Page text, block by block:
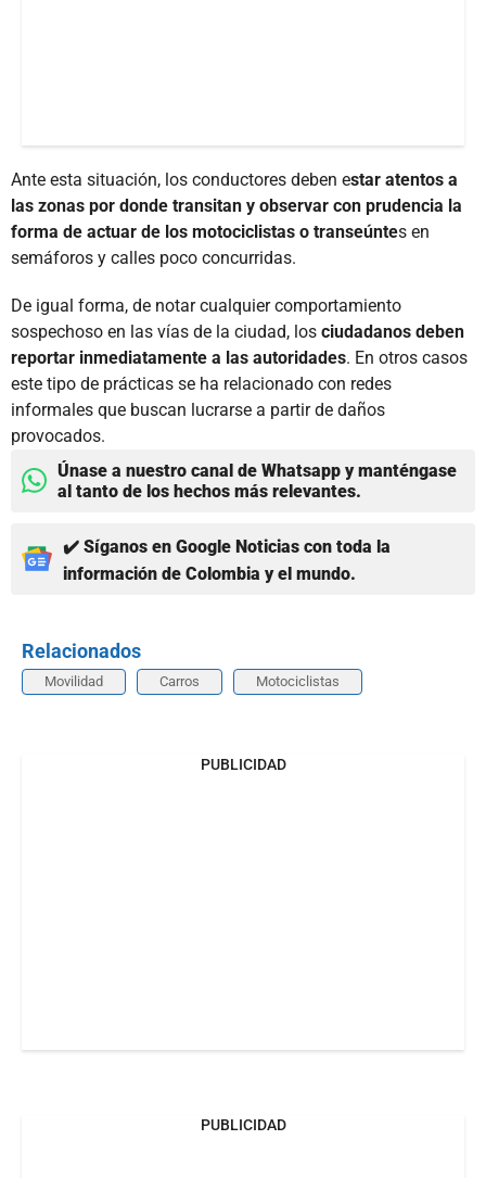
Ante esta situación, los conductores deben estar atentos a
las zonas por donde transitan y observar con prudencia la
forma de actuar de los motociclistas o transeúntes en
semáforos y calles poco concurridas.
De igual forma, de notar cualquier comportamiento
sospechoso en las vías de la ciudad, los ciudadanos deben
reportar inmediatamente a las autoridades. En otros casos
este tipo de prácticas se ha relacionado con redes
informales que buscan lucrarse a partir de daños
provocados.
Únase a nuestro canal de Whatsapp y manténgase
al tanto de los hechos más relevantes.
✔️ Síganos en Google Noticias con toda la
información de Colombia y el mundo.
Relacionados
Movilidad Carros Motociclistas
PUBLICIDAD
PUBLICIDAD